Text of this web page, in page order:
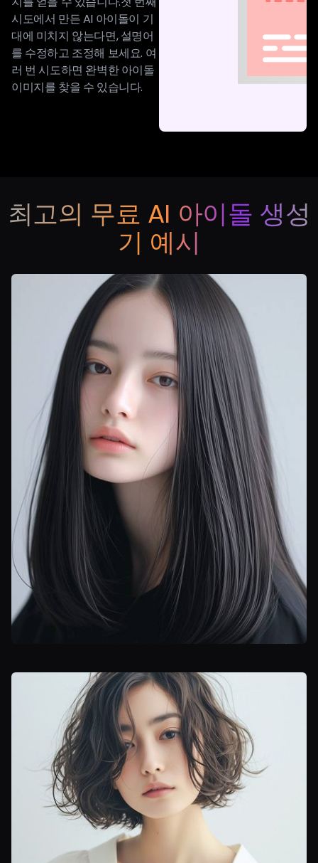
시도에서 만든 AI 아이돌이 기
대에 미치지 않는다면, 설명어
를 수정하고 조정해 보세요. 여
러 번 시도하면 완벽한 아이돌
이미지를 찾을 수 있습니다.
최고의 무료 AI 아이돌 생성
기 예시